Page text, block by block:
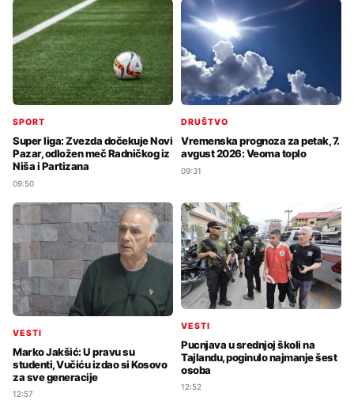
SPORT
Super liga: Zvezda dočekuje Novi
Pazar, odložen meč Radničkog iz
Niša i Partizana
09:50
DRUŠTVO
Vremenska prognoza za petak, 7.
avgust 2026: Veoma toplo
09:31
VESTI
Marko Jakšić: U pravu su
studenti, Vučiću izdao si Kosovo
za sve generacije
12:57
VESTI
Pucnjava u srednjoj školi na
Tajlandu, poginulo najmanje šest
osoba
12:52